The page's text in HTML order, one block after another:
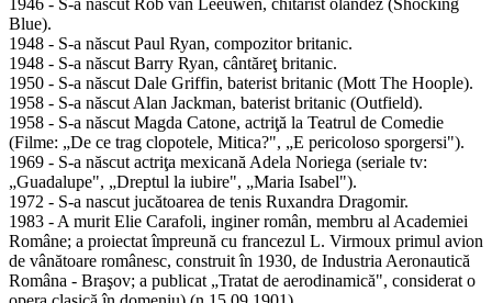
Blue).
1948 - S-a născut Paul Ryan, compozitor britanic.
1948 - S-a născut Barry Ryan, cântăreţ britanic.
1950 - S-a născut Dale Griffin, baterist britanic (Mott The Hoople).
1958 - S-a născut Alan Jackman, baterist britanic (Outfield).
1958 - S-a născut Magda Catone, actriţă la Teatrul de Comedie
(Filme: „De ce trag clopotele, Mitica?", „E pericoloso sporgersi").
1969 - S-a născut actriţa mexicană Adela Noriega (seriale tv:
„Guadalupe", „Dreptul la iubire", „Maria Isabel").
1972 - S-a nascut jucătoarea de tenis Ruxandra Dragomir.
1983 - A murit Elie Carafoli, inginer român, membru al Academiei
Române; a proiectat împreună cu francezul L. Virmoux primul avion
de vânătoare românesc, construit în 1930, de Industria Aeronautică
Româna - Braşov; a publicat „Tratat de aerodinamică", considerat o